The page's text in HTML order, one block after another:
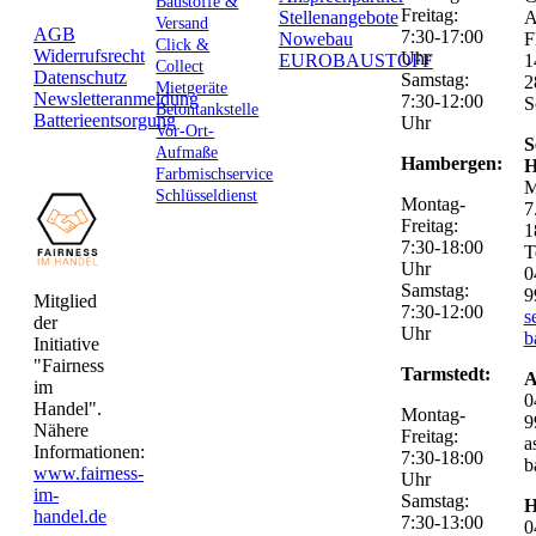
AGB
Widerrufsrecht
Datenschutz
Newsletteranmeldung
Batterieentsorgung
Mitglied
der
Initiative
"Fairness
im
Handel".
Nähere
Informationen:
www.fairness-
im-
handel.de
Versand
Click &
Collect
Mietgeräte
Betontankstelle
Vor-Ort-
Aufmaße
Farbmischservice
Schlüsseldienst
Stellenangebote
Nowebau
EUROBAUSTOFF
Freitag:
7:30-17:00
Uhr
Samstag:
7:30-12:00
Uhr
Hambergen:
Montag-
Freitag:
7:30-18:00
Uhr
Samstag:
7:30-12:00
Uhr
Tarmstedt:
Montag-
Freitag:
7:30-18:00
Uhr
Samstag:
7:30-13:00